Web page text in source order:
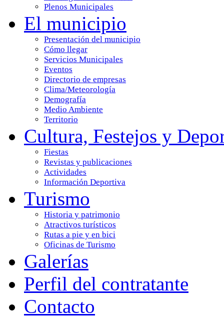
Plenos Municipales
El municipio
Presentación del municipio
Cómo llegar
Servicios Municipales
Eventos
Directorio de empresas
Clima/Meteorología
Demografía
Medio Ambiente
Territorio
Cultura, Festejos y
Fiestas
Revistas y publicaciones
Actividades
Información Deportiva
Turismo
Historia y patrimonio
Atractivos turísticos
Rutas a pie y en bici
Oficinas de Turismo
Galerías
Perfil del contratante
Contacto